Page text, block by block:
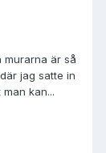
murarna är så
jag satte in
kan...